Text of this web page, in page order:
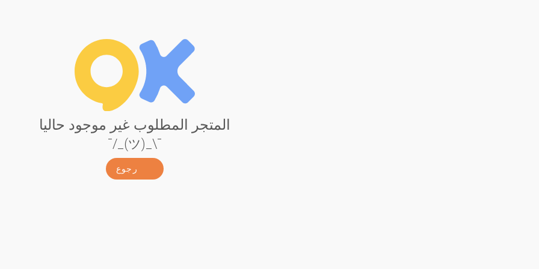
المتجر المطلوب غير موجود حاليا
¯\_(ツ)_/¯
رجوع